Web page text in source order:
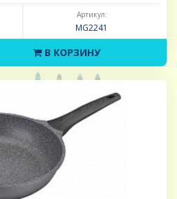
Артикул:
MG2241
В КОРЗИНУ